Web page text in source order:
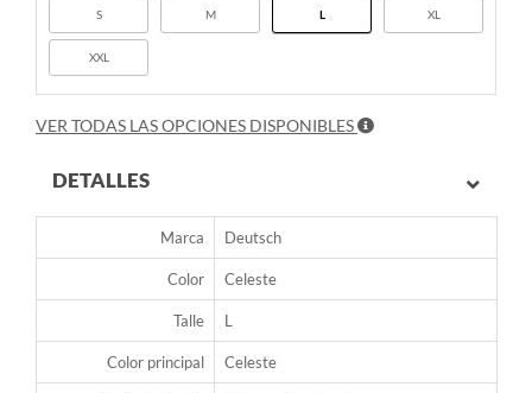
S M L XL
XXL
VER TODAS LAS OPCIONES DISPONIBLES
DETALLES
Marca Deutsch
Color Celeste
Talle L
Color principal Celeste